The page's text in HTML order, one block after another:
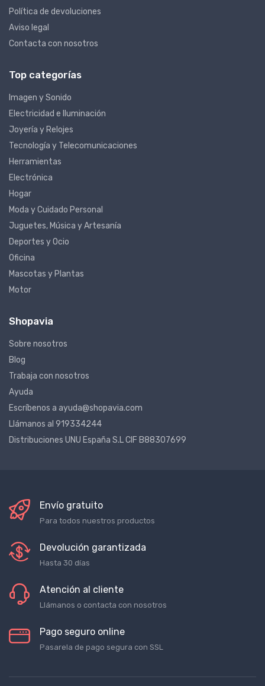
Política de devoluciones
Aviso legal
Contacta con nosotros
Top categorías
Imagen y Sonido
Electricidad e Iluminación
Joyería y Relojes
Tecnología y Telecomunicaciones
Herramientas
Electrónica
Hogar
Moda y Cuidado Personal
Juguetes, Música y Artesanía
Deportes y Ocio
Oficina
Mascotas y Plantas
Motor
Shopavia
Sobre nosotros
Blog
Trabaja con nosotros
Ayuda
Escríbenos a ayuda@shopavia.com
Llámanos al 919334244
Distribuciones UNU España S.L CIF B88307699
Envío gratuito
Para todos nuestros productos
Devolución garantizada
Hasta 30 días
Atención al cliente
Llámanos o contacta con nosotros
Pago seguro online
Pasarela de pago segura con SSL